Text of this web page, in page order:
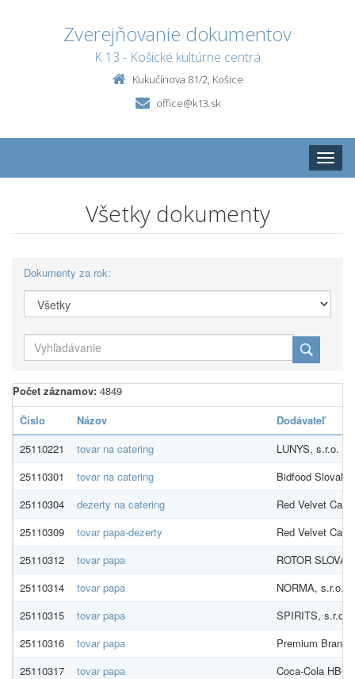
Zverejňovanie dokumentov
K 13 - Košické kultúrne centrá
Kukučínova 81/2, Košice
office@k13.sk
Toggle
Všetky dokumenty
Dokumenty za rok:
Počet záznamov: 4849
Číslo
Názov
Dodávateľ
25110221
tovar na catering
LUNYS, s.r.o.
25110301
tovar na catering
Bidfood
25110304
dezerty na catering
Red Velvet
25110309
tovar papa-dezerty
Red Velvet
25110312
tovar papa
ROTOR
25110314
tovar papa
NORMA, s.r.o.
25110315
tovar papa
SPIRITS, s.r.o.
25110316
tovar papa
Premium
25110317
tovar papa
Coca-Cola HBC